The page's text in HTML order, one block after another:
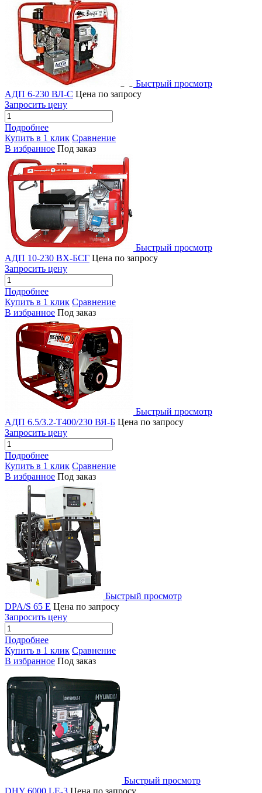
Быстрый просмотр
АДП 6-230 ВЛ-С Цена по запросу
Запросить цену
Подробнее
Купить в 1 клик Сравнение
В избранное Под заказ
Быстрый просмотр
АДП 10-230 ВХ-БСГ Цена по запросу
Запросить цену
Подробнее
Купить в 1 клик Сравнение
В избранное Под заказ
Быстрый просмотр
АДП 6.5/3.2-Т400/230 ВЯ-Б Цена по запросу
Запросить цену
Подробнее
Купить в 1 клик Сравнение
В избранное Под заказ
Быстрый просмотр
DPA/S 65 E Цена по запросу
Запросить цену
Подробнее
Купить в 1 клик Сравнение
В избранное Под заказ
Быстрый просмотр